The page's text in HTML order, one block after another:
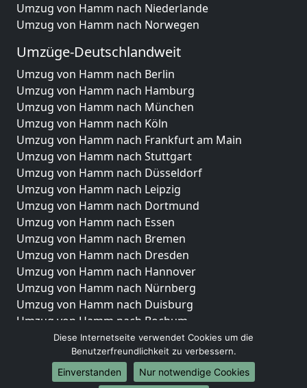
Umzug von Hamm nach Niederlande
Umzug von Hamm nach Norwegen
Umzüge-Deutschlandweit
Umzug von Hamm nach Berlin
Umzug von Hamm nach Hamburg
Umzug von Hamm nach München
Umzug von Hamm nach Köln
Umzug von Hamm nach Frankfurt am Main
Umzug von Hamm nach Stuttgart
Umzug von Hamm nach Düsseldorf
Umzug von Hamm nach Leipzig
Umzug von Hamm nach Dortmund
Umzug von Hamm nach Essen
Umzug von Hamm nach Bremen
Umzug von Hamm nach Dresden
Umzug von Hamm nach Hannover
Umzug von Hamm nach Nürnberg
Umzug von Hamm nach Duisburg
Umzug von Hamm nach Bochum
Umzug von Hamm nach Wuppertal
Umzug von Hamm nach Bielefeld
Umzug von Hamm nach Bonn
Diese Internetseite verwendet Cookies um die
Benutzerfreundlichkeit zu verbessern.
Einverstanden
Nur notwendige Cookies